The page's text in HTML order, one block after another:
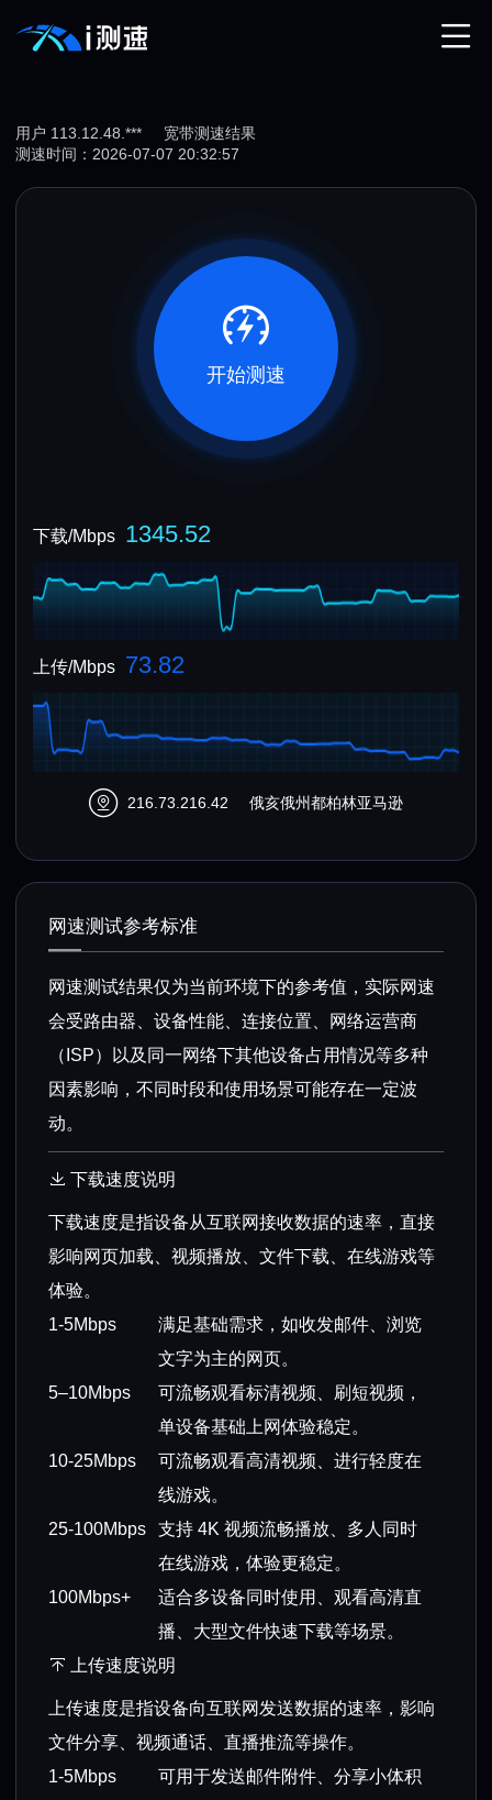
用户 113.12.48.***
宽带测速结果
测速时间：2026-07-07 20:32:57
开始测速
下载/Mbps 1345.52
上传/Mbps 73.82
216.73.216.42 俄亥俄州都柏林亚马逊
网速测试参考标准
网速测试结果仅为当前环境下的参考值，实际网速
会受路由器、设备性能、连接位置、网络运营商
（ISP）以及同一网络下其他设备占用情况等多种
因素影响，不同时段和使用场景可能存在一定波
动。
下载速度说明
下载速度是指设备从互联网接收数据的速率，直接
影响网页加载、视频播放、文件下载、在线游戏等
体验。
1-5Mbps
满足基础需求，如收发邮件、浏览
文字为主的网页。
5–10Mbps
可流畅观看标清视频、刷短视频，
单设备基础上网体验稳定。
10-25Mbps
可流畅观看高清视频、进行轻度在
线游戏。
25-100Mbps
支持 4K 视频流畅播放、多人同时
在线游戏，体验更稳定。
100Mbps+
适合多设备同时使用、观看高清直
播、大型文件快速下载等场景。
上传速度说明
上传速度是指设备向互联网发送数据的速率，影响
文件分享、视频通话、直播推流等操作。
1-5Mbps
可用于发送邮件附件、分享小体积